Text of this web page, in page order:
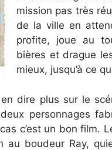
mission pas très
de la ville en
profite, joue au
bières et drague
mieux, jusqu’à ce
dire plus sur le
personnages
c’est un bon film.
au boudeur Ray,